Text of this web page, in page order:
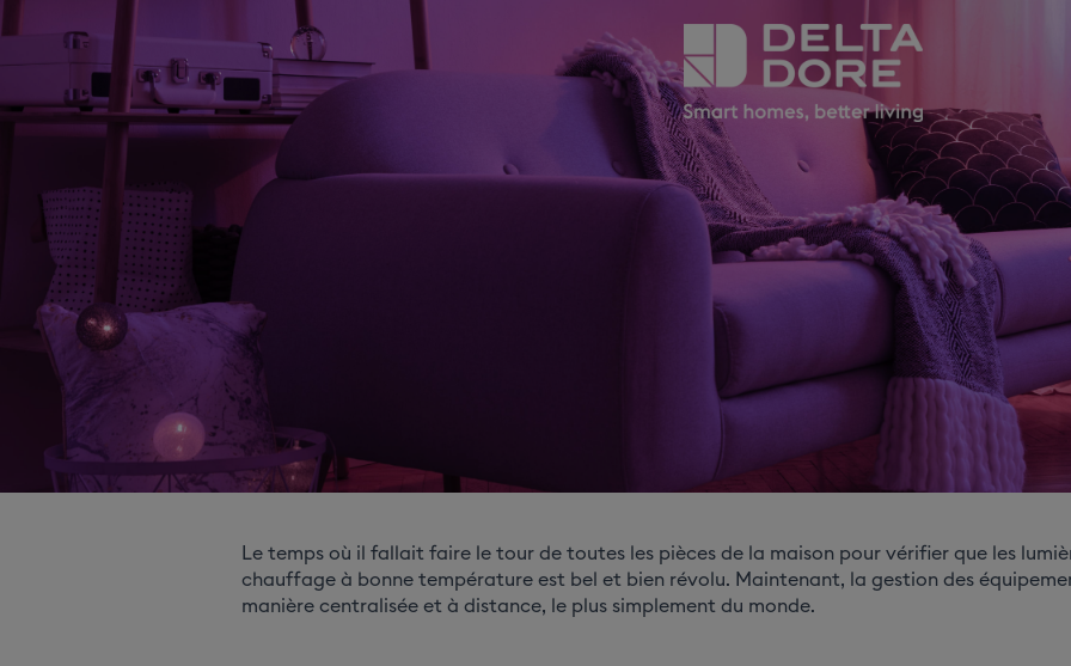
Le temps où il fallait faire le tour de toutes les pièces de la maison pour vérifier que les
chauffage à bonne température est bel et bien révolu. Maintenant, la gestion des
manière centralisée et à distance, le plus simplement du monde.